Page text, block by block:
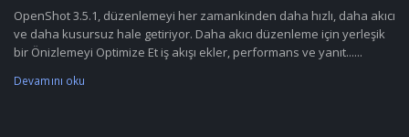
OpenShot 3.5.1, düzenlemeyi her zamankinden daha hızlı, daha akıcı
ve daha kusursuz hale getiriyor. Daha akıcı düzenleme için yerleşik
bir Önizlemeyi Optimize Et iş akışı ekler, performans ve yanıt......
Devamını oku